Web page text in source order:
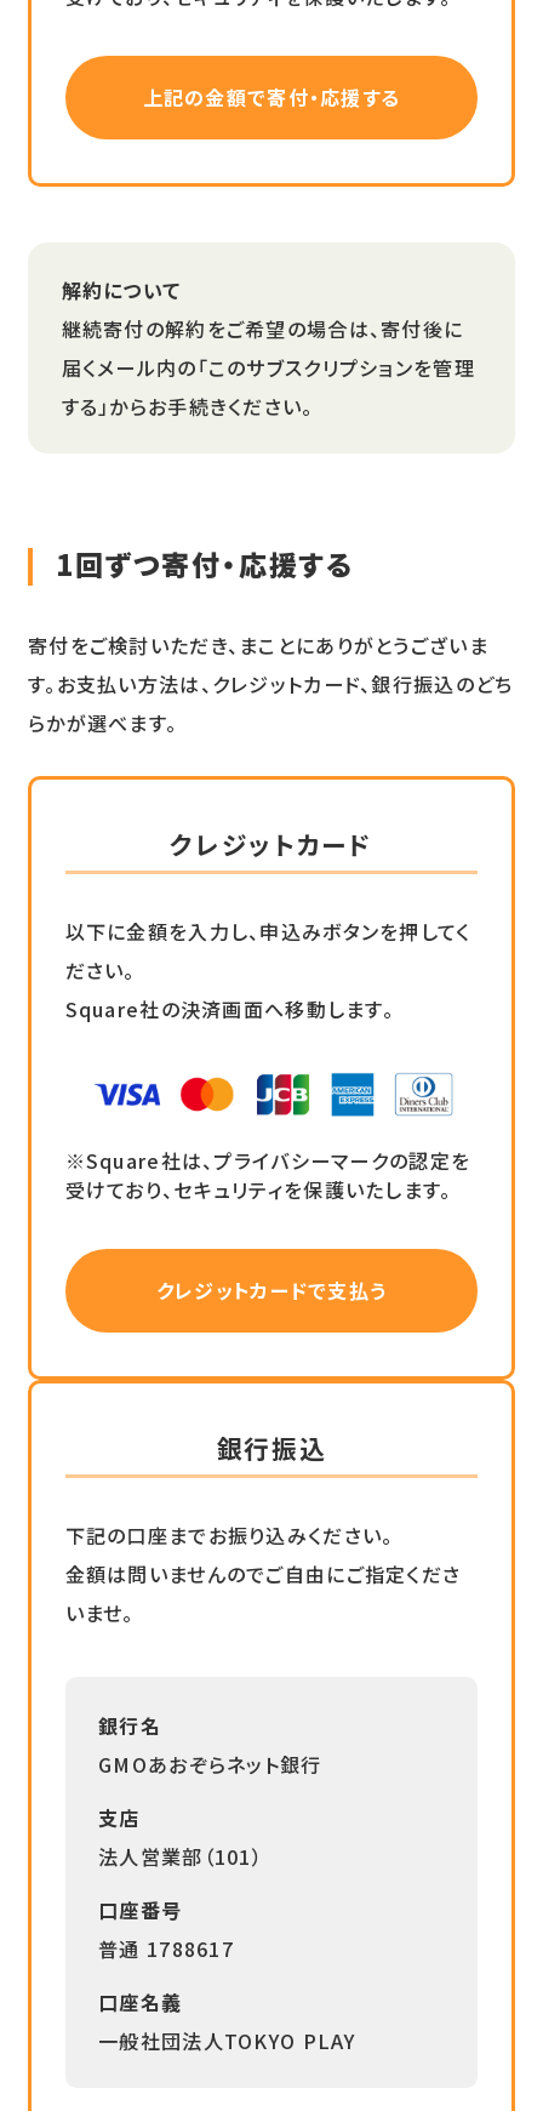
上記の金額で寄付・応援する
解約について
継続寄付の解約をご希望の場合は、寄付後に
届くメール内の「このサブスクリプションを管理
する」からお手続きください。
1回ずつ寄付・応援する
寄付をご検討いただき、まことにありがとうございま
す。お支払い方法は、クレジットカード、銀行振込のどち
らかが選べます。
クレジットカード
以下に金額を入力し、申込みボタンを押してく
ださい。
Square社の決済画面へ移動します。
Square社は、プライバシーマークの認定を
受けており、セキュリティを保護いたします。
クレジットカードで支払う
銀行振込
下記の口座までお振り込みください。
金額は問いませんのでご自由にご指定くださ
いませ。
銀行名
GMOあおぞらネット銀行
支店
法人営業部（101）
口座番号
普通 1788617
口座名義
一般社団法人TOKYO PLAY